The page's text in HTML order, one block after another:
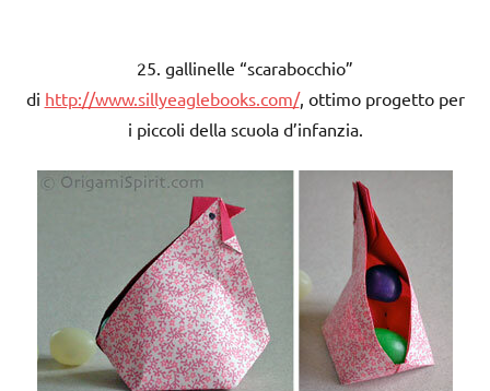
25. gallinelle “scarabocchio”
di http://www.sillyeaglebooks.com/, ottimo progetto per
i piccoli della scuola d’infanzia.